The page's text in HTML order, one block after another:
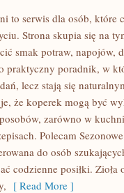
to serwis dla osób, które
Strona skupia się na
smak potraw, napojów,
praktyczny poradnik, w
lecz stają się
że koperek mogą być
zarówno w
Polecam
do osób
codzienne posiłki.
[ Read More ]